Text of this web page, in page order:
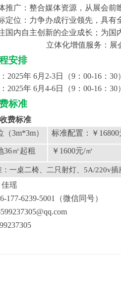
推广：整合媒体资源，从展会前
定位：力争办成行业领先，具有
国内自主创新的企业成长；为国
立体化增值服务：展
安排
2025年 6月 2-3日 （9：00-16：30
2025年 6月 4-6日 （9：00-16：30
标准
费标准
（3m*3m） 标准配置：￥
36㎡起租 ￥ 1600元/㎡
一桌二椅、二只射灯、 5A/220v插
佳瑶
177-6239-5001（微信同号）